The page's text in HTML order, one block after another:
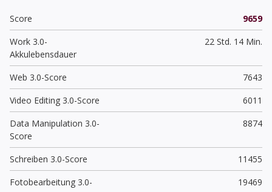
Score
9659
Work 3.0-
Akkulebensdauer
22 Std. 14 Min.
Web 3.0-Score
7643
Video Editing 3.0-Score
6011
Data Manipulation 3.0-
Score
8874
Schreiben 3.0-Score
11455
Fotobearbeitung 3.0-
19469